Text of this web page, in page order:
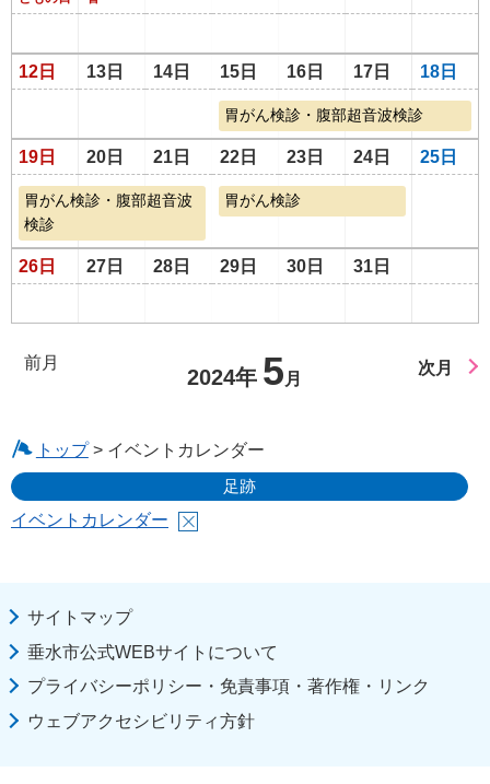
12日 13日 14日 15日 16日 17日 18日
胃がん検診・腹部超音波検診
19日 20日 21日 22日 23日 24日 25日
胃がん検診・腹部超音波
検診
胃がん検診
26日 27日 28日 29日 30日 31日
前月
2024年 5 月
次月
トップ> イベントカレンダー
足跡
イベントカレンダー
サイトマップ
垂水市公式WEBサイトについて
プライバシーポリシー・免責事項・著作権・リンク
ウェブアクセシビリティ方針